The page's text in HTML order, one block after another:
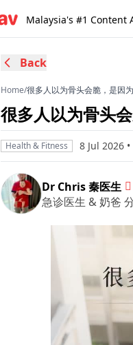
Malaysia's #1 Content
Back
Home/很多人以为骨头会脆，是因为
很多人以为骨头
Health & Fitness 8 Jul 2026
Dr Chris 秦医生
急诊医生 & 奶爸